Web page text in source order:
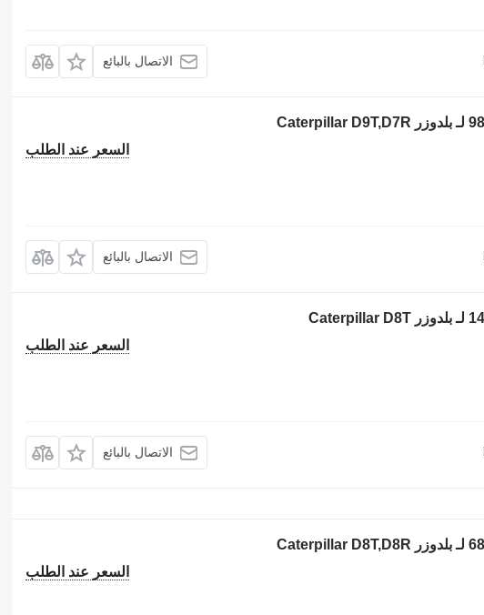
الاتصال بالبائع
السعر عند الطلب
الاتصال بالبائع
السعر عند الطلب
الاتصال بالبائع
السعر عند الطلب